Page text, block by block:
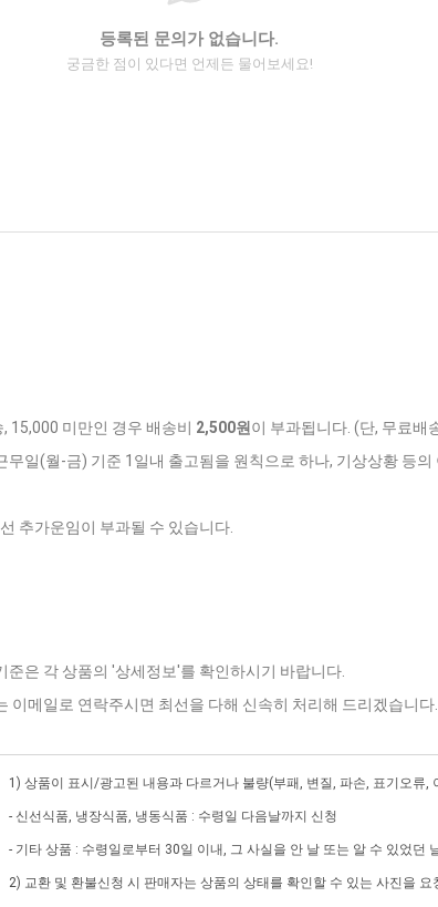
등록된 문의가 없습니다.
궁금한 점이 있다면 언제든 물어보세요!
15,000 미만인 경우 배송비 2,500원 이 부과됩니다. (단, 무료배
일(월-금) 기준 1일내 출고됨을 원칙으로 하나, 기상상황 등
추가운임이 부과될 수 있습니다.
은 각 상품의 '상세정보'를 확인하시기 바랍니다.
이메일로 연락주시면 최선을 다해 신속히 처리해 드리겠습니다.
1) 상품이 표시/광고된 내용과 다르거나 불량(부패, 변질, 파손, 표기오류,
- 신선식품, 냉장식품, 냉동식품 : 수령일 다음날까지 신청
- 기타 상품 : 수령일로부터 30일 이내, 그 사실을 안 날 또는 알 수 있었던
2) 교환 및 환불신청 시 판매자는 상품의 상태를 확인할 수 있는 사진을